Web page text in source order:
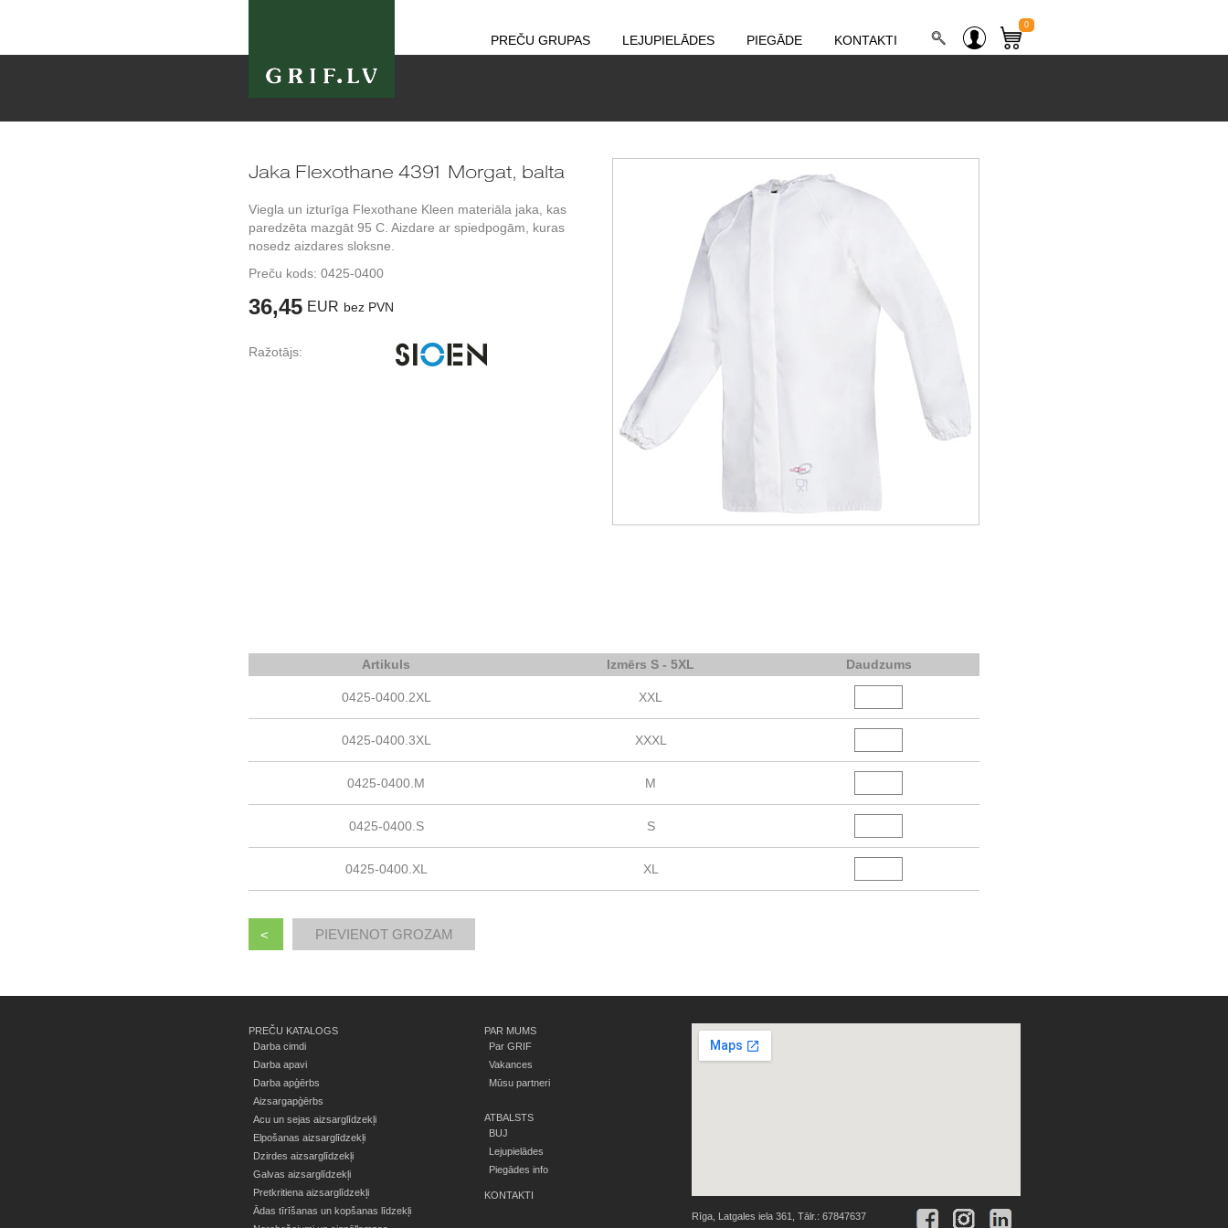
PREČU GRUPAS LEJUPIELĀDES PIEGĀDE KONTAKTI
0
Jaka Flexothane 4391 Morgat, balta
Viegla un izturīga Flexothane Kleen materiāla jaka, kas
paredzēta mazgāt 95 C. Aizdare ar spiedpogām, kuras
nosedz aizdares sloksne.
Preču kods: 0425-0400
36,45 EUR bez PVN
Ražotājs:
Artikuls Izmērs S - 5XL Daudzums
0425-0400.2XL XXL
0425-0400.3XL XXXL
0425-0400.M M
0425-0400.S S
0425-0400.XL XL
<
PREČU KATALOGS
Darba cimdi
Darba apavi
Darba apģērbs
Aizsargapģērbs
Acu un sejas aizsarglīdzekļi
Elpošanas aizsarglīdzekļi
Dzirdes aizsarglīdzekļi
Galvas aizsarglīdzekļi
Pretkritiena aizsarglīdzekļi
Ādas tīrīšanas un kopšanas līdzekļi
PAR MUMS
Par GRIF
Vakances
Mūsu partneri
ATBALSTS
BUJ
Lejupielādes
Piegādes info
KONTAKTI
Rīga, Latgales iela 361, Tālr.: 67847637